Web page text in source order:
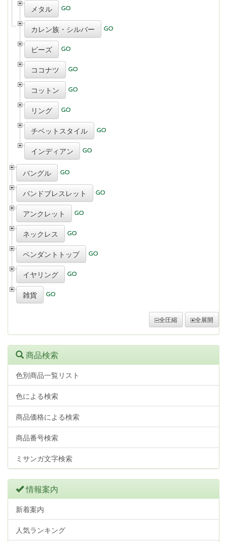
メタル
カレン族・シルバー
ビーズ
ココナツ
コットン
リング
チベットスタイル
インディアン
バングル
バンドブレスレット
アンクレット
ネックレス
ペンダントトップ
イヤリング
雑貨
全圧縮 全展開
商品検索
色別商品一覧リスト
色による検索
商品価格による検索
商品番号検索
ミサンガ文字検索
情報案内
新着案内
人気ランキング